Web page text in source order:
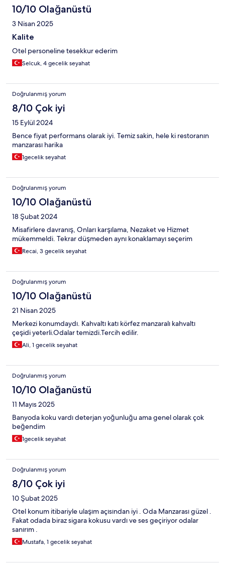
10/10 Olağanüstü
3 Nisan 2025
Kalite
Otel personeline tesekkur ederim
Selcuk, 4 gecelik seyahat
Doğrulanmış yorum
8/10 Çok iyi
15 Eylül 2024
Bence fiyat performans olarak iyi. Temiz sakin, hele ki restoranın
manzarası harika
1gecelik seyahat
Doğrulanmış yorum
10/10 Olağanüstü
18 Şubat 2024
Misafirlere davranış, Onları karşılama, Nezaket ve Hizmet
mükemmeldi. Tekrar düşmeden aynı konaklamayı seçerim
Recai, 3 gecelik seyahat
Doğrulanmış yorum
10/10 Olağanüstü
21 Nisan 2025
Merkezi konumdaydı. Kahvaltı katı körfez manzaralı kahvaltı
çeşidi yeterli.Odalar temizdi.Tercih edilir.
Ali, 1 gecelik seyahat
Doğrulanmış yorum
10/10 Olağanüstü
11 Mayıs 2025
Banyoda koku vardı deterjan yoğunluğu ama genel olarak çok
beğendim
1gecelik seyahat
Doğrulanmış yorum
8/10 Çok iyi
10 Şubat 2025
Otel konum itibariyle ulaşım açısından iyi . Oda Manzarası güzel .
Fakat odada biraz sigara kokusu vardı ve ses geçiriyor odalar
sanırım .
Mustafa, 1 gecelik seyahat